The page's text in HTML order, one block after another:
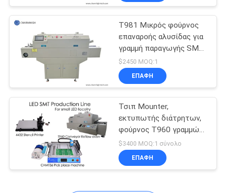
T981 Μικρός φούρνος
επαναροής αλυσίδας για
γραμμή παραγωγής SMT
BGA συγκόλλησης
υπέρυθρων & θερμού
αέρα
$2450 MOQ:1
ΕΠΑΦΉ
Τσιπ Mounter,
εκτυπωτής διάτρητων,
φούρνος T960 γραμμών
παραγωγής CHMT36
SMT οδηγήσεων
επανακυκλοφορίας, για
$3400 MOQ:1 σύνολο
ΕΠΑΦΉ